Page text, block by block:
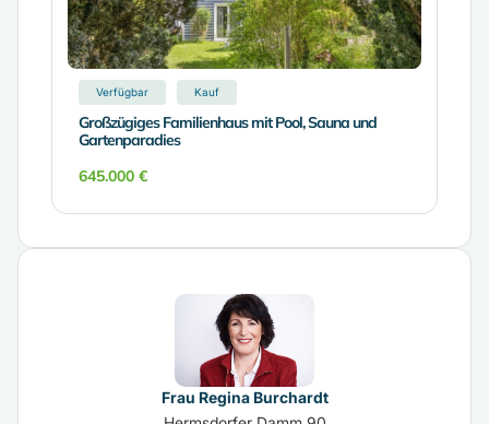
Verfügbar Kauf
Großzügiges Familienhaus mit Pool, Sauna und
Gartenparadies
645.000 €
Frau Regina Burchardt